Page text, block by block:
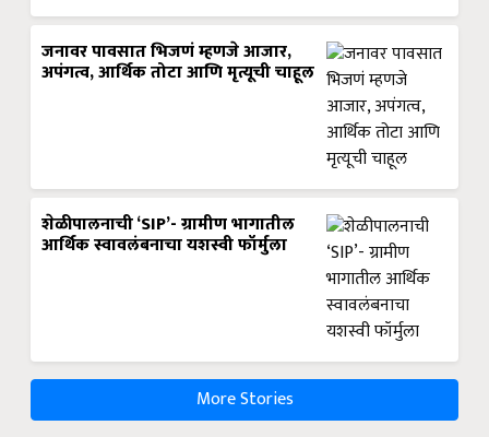
जनावर पावसात भिजणं म्हणजे आजार,
अपंगत्व, आर्थिक तोटा आणि मृत्यूची चाहूल
शेळीपालनाची ‘SIP’- ग्रामीण भागातील
आर्थिक स्वावलंबनाचा यशस्वी फॉर्मुला
More Stories